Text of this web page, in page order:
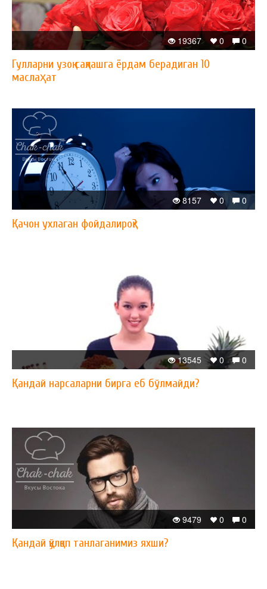
0
0
19367
Гулларни узоқ сақлашга ёрдам берадиган 10
маслаҳат
0
0
8157
Қачон ухлаган фойдалироқ?
0
0
13545
Қандай нарсаларни бирга еб бўлмайди?
0
0
9479
Қандай қўлқоп танлаганимиз яхши?